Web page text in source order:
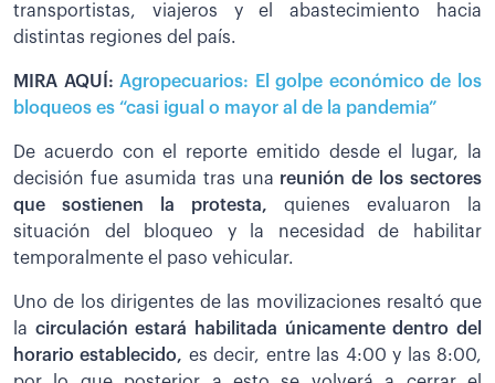
transportistas, viajeros y el abastecimiento hacia
distintas regiones del país.
MIRA AQUÍ: Agropecuarios: El golpe económico de los
bloqueos es “casi igual o mayor al de la pandemia”
De acuerdo con el reporte emitido desde el lugar, la
decisión fue asumida tras una reunión de los sectores
que sostienen la protesta, quienes evaluaron la
situación del bloqueo y la necesidad de habilitar
temporalmente el paso vehicular.
Uno de los dirigentes de las movilizaciones resaltó que
la circulación estará habilitada únicamente dentro del
horario establecido, es decir, entre las 4:00 y las 8:00,